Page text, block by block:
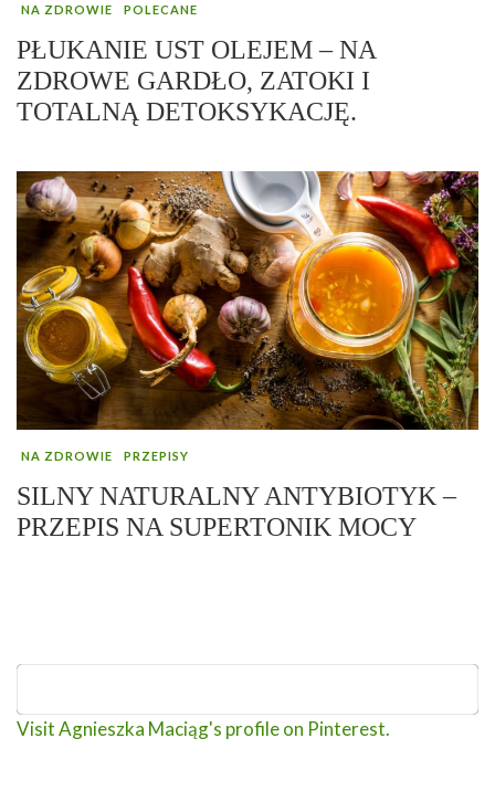
NA ZDROWIE POLECANE
PŁUKANIE UST OLEJEM – NA
ZDROWE GARDŁO, ZATOKI I
TOTALNĄ DETOKSYKACJĘ.
NA ZDROWIE PRZEPISY
SILNY NATURALNY ANTYBIOTYK –
PRZEPIS NA SUPERTONIK MOCY
Visit Agnieszka Maciąg's profile on Pinterest.